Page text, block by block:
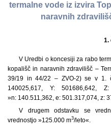
termalne vode iz izvira
naravnih
1.
V Uredbi o koncesiji za rabo
kopališč in naravnih zdravilišč –
39/19 in 44/22 – ZVO-2) se v 1.
140025,617, Y: 501686,642,
»n: 140.511,362, e: 501.317,074, z:
V drugem odstavku se
vrednostjo »125.000 m3/leto«.